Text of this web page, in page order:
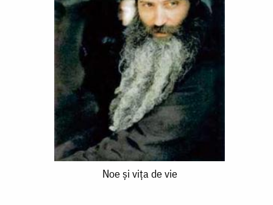
Noe și vița de vie